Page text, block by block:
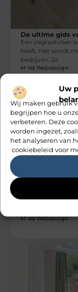
Uw
Wij maken gebruik
begrijpen hoe u
verbeteren. Deze
worden ingezet,
het analyseren van
cookiebeleid voor
De ultime gids
Een visgraatvloer
heeft. Het wordt
bedrijven. Ze
M Vd Webdesign
Een zeshoekig
Het hexagonale
polygonen. Het is
M Vd Webdesign